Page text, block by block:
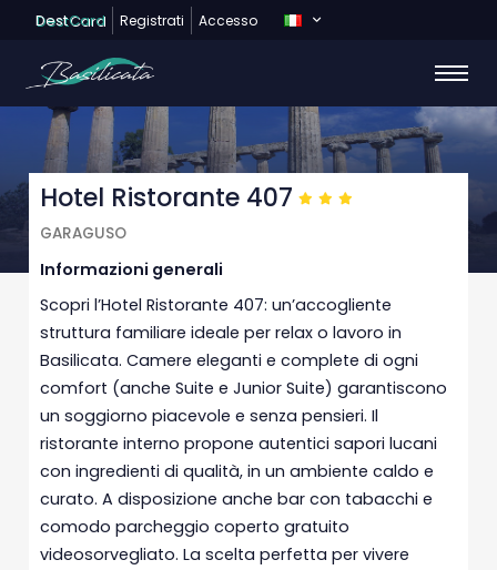
DestCard Registrati Accesso
Hotel Ristorante 407
GARAGUSO
Informazioni generali
Scopri l’Hotel Ristorante 407: un’accogliente
struttura familiare ideale per relax o lavoro in
Basilicata. Camere eleganti e complete di ogni
comfort (anche Suite e Junior Suite) garantiscono
un soggiorno piacevole e senza pensieri. Il
ristorante interno propone autentici sapori lucani
con ingredienti di qualità, in un ambiente caldo e
curato. A disposizione anche bar con tabacchi e
comodo parcheggio coperto gratuito
videosorvegliato. La scelta perfetta per vivere